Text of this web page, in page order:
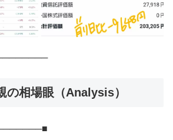
の相場眼（Analysis）